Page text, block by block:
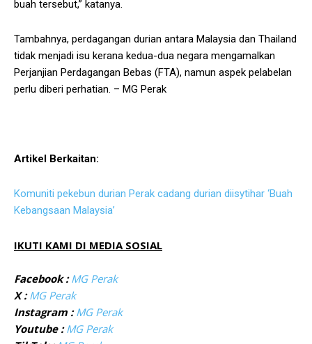
buah tersebut,” katanya.
Tambahnya, perdagangan durian antara Malaysia dan Thailand
tidak menjadi isu kerana kedua-dua negara mengamalkan
Perjanjian Perdagangan Bebas (FTA), namun aspek pelabelan
perlu diberi perhatian. – MG Perak
Artikel Berkaitan:
Komuniti pekebun durian Perak cadang durian diisytihar ‘Buah
Kebangsaan Malaysia’
IKUTI KAMI DI MEDIA SOSIAL
Facebook : MG Perak
X : MG Perak
Instagram : MG Perak
Youtube : MG Perak